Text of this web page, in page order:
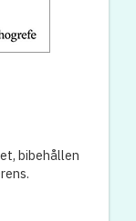
bibehållen